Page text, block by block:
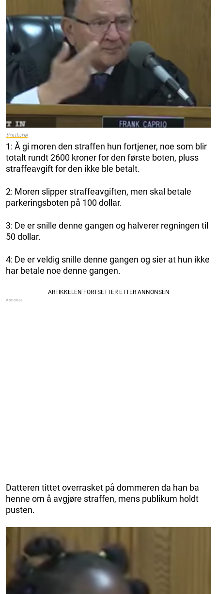
Youtube
1: Å gi moren den straffen hun fortjener, noe som blir
totalt rundt 2600 kroner for den første boten, pluss
straffeavgift for den ikke ble betalt.
2: Moren slipper straffeavgiften, men skal betale
parkeringsboten på 100 dollar.
3: De er snille denne gangen og halverer regningen til
50 dollar.
4: De er veldig snille denne gangen og sier at hun ikke
har betale noe denne gangen.
Datteren tittet overrasket på dommeren da han ba
henne om å avgjøre straffen, mens publikum holdt
pusten.